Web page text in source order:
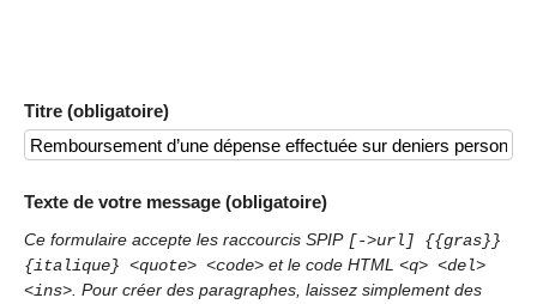
Titre (obligatoire)
Texte de votre message (obligatoire)
Ce formulaire accepte les raccourcis SPIP [->url] {{gras}}
{italique} <quote> <code> et le code HTML <q> <del>
<ins> . Pour créer des paragraphes, laissez simplement des